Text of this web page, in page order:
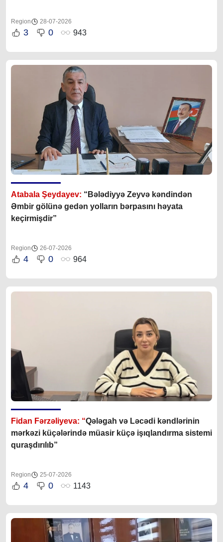
Region 28-07-2026
3 0 943
Atabala Şeydayev: “Bələdiyyə Zeyvə kəndindən
Əmbir gölünə gedən yolların bərpasını həyata
keçirmişdir”
Region 26-07-2026
4 0 964
Fidan Fərzəliyeva: “Qələgah və Ləcədi kəndlərinin
mərkəzi küçələrində müasir küçə işıqlandırma sistemi
quraşdırılıb”
Region 25-07-2026
4 0 1143